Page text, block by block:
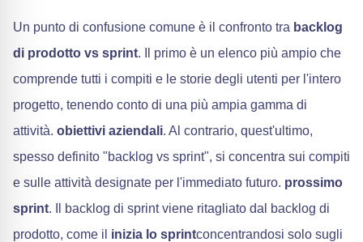
Un punto di confusione comune è il confronto tra backlog
di prodotto vs sprint. Il primo è un elenco più ampio che
comprende tutti i compiti e le storie degli utenti per l'intero
progetto, tenendo conto di una più ampia gamma di
attività. obiettivi aziendali. Al contrario, quest'ultimo,
spesso definito "backlog vs sprint", si concentra sui compiti
e sulle attività designate per l'immediato futuro. prossimo
sprint. Il backlog di sprint viene ritagliato dal backlog di
prodotto, come il inizia lo sprintconcentrandosi solo sugli